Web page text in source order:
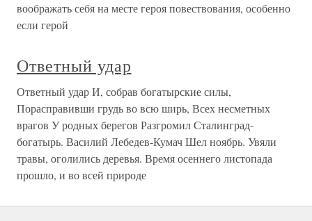
воображать себя на месте героя повествования, особенно
если герой
Ответный удар
Ответный удар И, собрав богатырские силы,
Порасправивши грудь во всю ширь, Всех несметных
врагов У родных берегов Разгромил Сталинград-
богатырь. Василий Лебедев-Кумач Шел ноябрь. Увяли
травы, оголились деревья. Время осеннего листопада
прошло, и во всей природе